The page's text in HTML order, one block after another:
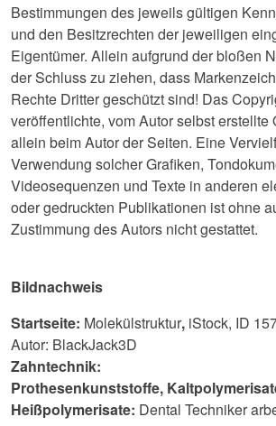
Bestimmungen des jeweils gültigen
und den Besitzrechten der jeweiligen
Eigentümer. Allein aufgrund der bloßen
der Schluss zu ziehen, dass
Rechte Dritter geschützt sind! Das
veröffentlichte, vom Autor selbst erstellte
allein beim Autor der Seiten. Eine
Verwendung solcher Grafiken,
Videosequenzen und Texte in anderen
oder gedruckten Publikationen ist ohne
Zustimmung des Autors nicht gestattet.
Bildnachweis
Startseite: Molekülstruktur, iStock, ID
Autor: BlackJack3D ​​​​
Zahntechnik:
Prothesenkunststoffe,
Heißpolymerisate: Dental Techniker